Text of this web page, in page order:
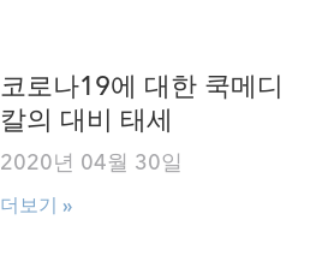
코로나19에 대한 쿡메디
칼의 대비 태세
2020년 04월 30일
더보기 »